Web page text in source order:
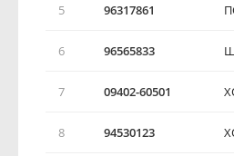
5 96317861
6 96565833
7 09402-60501
8 94530123